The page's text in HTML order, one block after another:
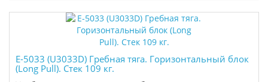
E-5033 (U3033D) Гребная тяга. Горизонтальный блок
(Long Pull). Стек 109 кг.